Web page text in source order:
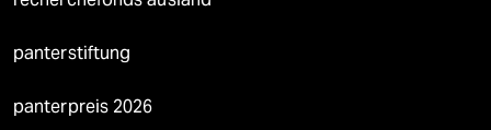
panterstiftung
panterpreis 2026